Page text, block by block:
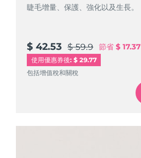
睫毛增量、保護、強化以及生長。
$ 42.53 $ 59.9 節省 $ 17.37
使用優惠券後: $ 29.77
包括增值稅和關稅